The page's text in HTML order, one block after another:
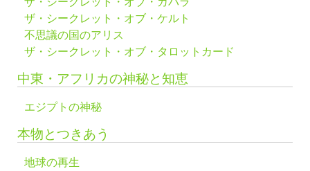
ザ・シークレット・オブ・ケルト
不思議の国のアリス
ザ・シークレット・オブ・タロットカード
中東・アフリカの神秘と知恵
エジプトの神秘
本物とつきあう
地球の再生